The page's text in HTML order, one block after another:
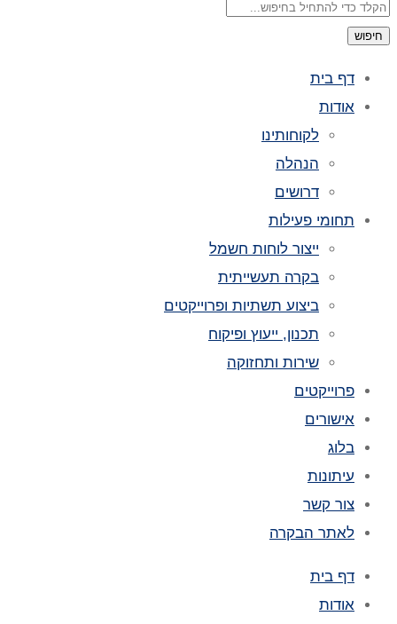
חיפוש
דף בית
אודות
לקוחותינו
הנהלה
דרושים
תחומי פעילות
ייצור לוחות חשמל
בקרה תעשייתית
ביצוע תשתיות ופרוייקטים
תכנון, ייעוץ ופיקוח
שירות ותחזוקה
פרוייקטים
אישורים
בלוג
עיתונות
צור קשר
לאתר הבקרה
דף בית
אודות